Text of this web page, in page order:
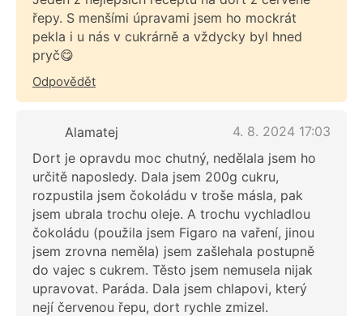
řepy. S menšími úpravami jsem ho mockrát
pekla i u nás v cukrárně a vždycky byl hned
pryč😋
Odpovědět
Alamatej
4. 8. 2024 17:03
Dort je opravdu moc chutný, nedělala jsem ho
určitě naposledy. Dala jsem 200g cukru,
rozpustila jsem čokoládu v troše másla, pak
jsem ubrala trochu oleje. A trochu vychladlou
čokoládu (použila jsem Figaro na vaření, jinou
jsem zrovna neměla) jsem zašlehala postupně
do vajec s cukrem. Těsto jsem nemusela nijak
upravovat. Paráda. Dala jsem chlapovi, který
nejí červenou řepu, dort rychle zmizel.